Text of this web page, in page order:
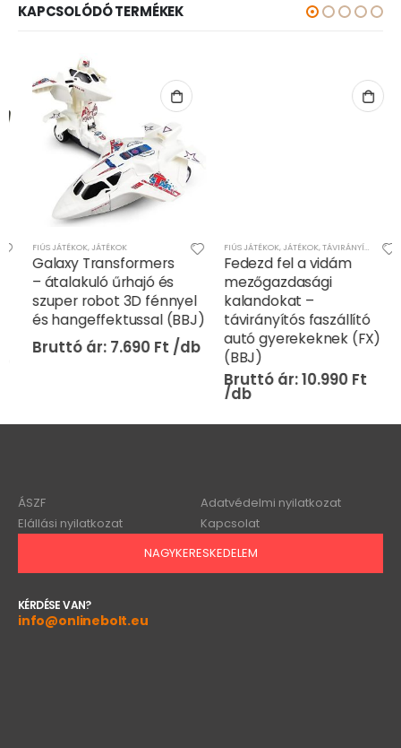
KAPCSOLÓDÓ TERMÉKEK
FIÚS JÁTÉKOK,JÁTÉKOK
Galaxy Transformers
– átalakuló űrhajó és
szuper robot 3D fénnyel
és hangeffektussal (BBJ)
7.690Ft
FIÚS JÁTÉKOK,JÁTÉKOK,TÁVIRÁNYÍTÓS/RC JÁTÉKOK
Fedezd fel a vidám
mezőgazdasági
kalandokat –
távirányítós faszállító
autó gyerekeknek (FX)
(BBJ)
10.990Ft
ÁSZF
Adatvédelmi nyilatkozat
NAGYKERESKEDELEM
KÉRDÉSE VAN?